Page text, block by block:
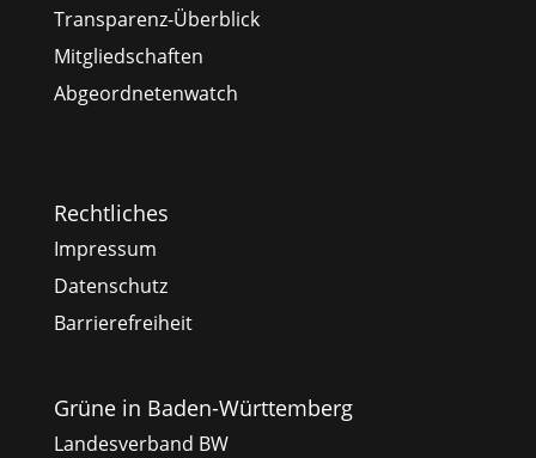
Transparenz-Überblick
Mitgliedschaften
Abgeordnetenwatch
Rechtliches
Impressum
Datenschutz
Barrierefreiheit
Grüne in Baden-Württemberg
Landesverband BW